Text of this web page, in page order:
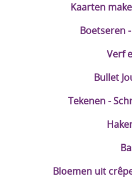
Kaarten
Boetseren
Verf
Bullet
Tekenen -
Bloemen uit